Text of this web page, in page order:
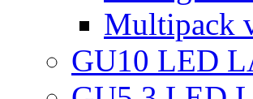
Multipack
GU10 LED